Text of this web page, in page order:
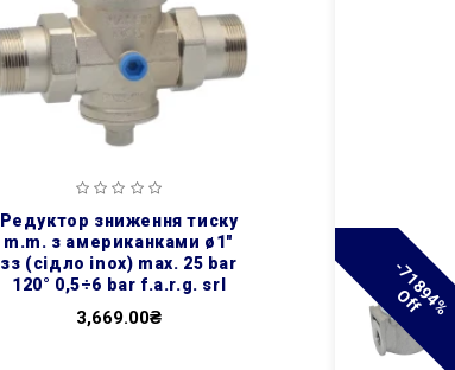
редуктор зниження тиску
m.m. з американками ø1″
зз (сідло inox) max. 25 bar
120° 0,5÷6 bar f.a.r.g. srl
3,669.00₴ -
7
1
8
9
4
%
O
F
F